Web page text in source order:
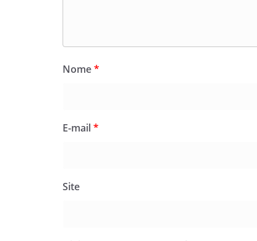
Nome*
E-mail*
Site